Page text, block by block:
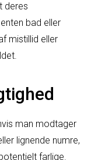
deres
bad eller
mistillid eller
man modtager
lignende numre,
farlige.